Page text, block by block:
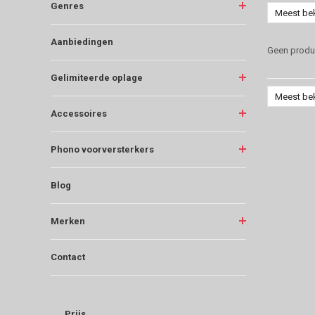
Genres
Aanbiedingen
Gelimiteerde oplage
Accessoires
Phono voorversterkers
Blog
Merken
Contact
Meest
Geen
Meest